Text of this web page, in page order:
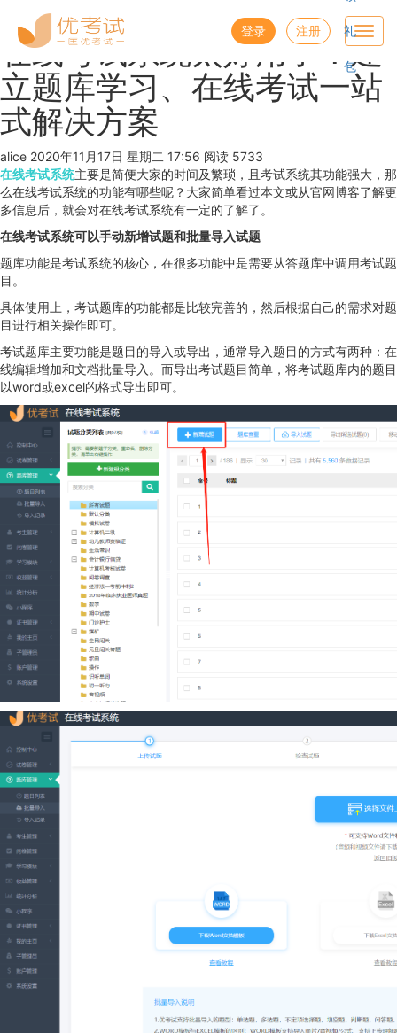
登录 注册 礼
包
在线考试系统太好用了！建
立题库学习、在线考试一站
式解决方案
alice 2020年11月17日 星期二 17:56 阅读 5733
在线考试系统主要是简便大家的时间及繁琐，且考试系统其功能强大，那
么在线考试系统的功能有哪些呢？大家简单看过本文或从官网博客了解更
多信息后，就会对在线考试系统有一定的了解了。
在线考试系统可以手动新增试题和批量导入试题
题库功能是考试系统的核心，在很多功能中是需要从答题库中调用考试题
目。
具体使用上，考试题库的功能都是比较完善的，然后根据自己的需求对题
目进行相关操作即可。
考试题库主要功能是题目的导入或导出，通常导入题目的方式有两种：在
线编辑增加和文档批量导入。而导出考试题目简单，将考试题库内的题目
以word或excel的格式导出即可。